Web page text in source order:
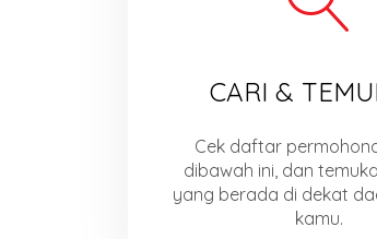
CARI &
Cek daftar
dibawah ini, dan
yang berada di dekat
kamu.